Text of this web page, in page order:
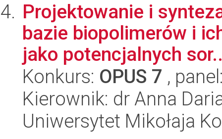
Projektowanie i
bazie biopolimerów i
jako potencjalnych
Konkurs: OPUS 7 ,
Kierownik: dr Anna
Uniwersytet Mikołaja